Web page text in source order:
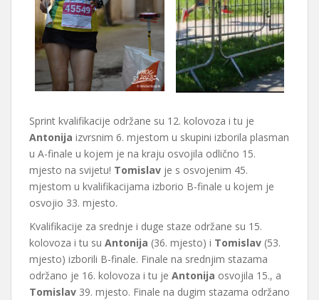
Sprint kvalifikacije održane su 12. kolovoza i tu je
Antonija izvrsnim 6. mjestom u skupini izborila plasman
u A-finale u kojem je na kraju osvojila odlično 15.
mjesto na svijetu! Tomislav je s osvojenim 45.
mjestom u kvalifikacijama izborio B-finale u kojem je
osvojio 33. mjesto.
Kvalifikacije za srednje i duge staze održane su 15.
kolovoza i tu su Antonija (36. mjesto) i Tomislav (53.
mjesto) izborili B-finale. Finale na srednjim stazama
održano je 16. kolovoza i tu je Antonija osvojila 15., a
Tomislav 39. mjesto. Finale na dugim stazama održano